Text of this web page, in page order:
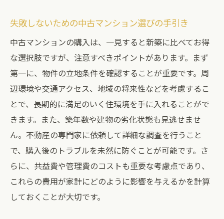
失敗しないための中古マンション選びの手引き
中古マンションの購入は、一見すると新築に比べてお得
な選択肢ですが、注意すべきポイントがあります。まず
第一に、物件の立地条件を確認することが重要です。周
辺環境や交通アクセス、地域の将来性などを考慮するこ
とで、長期的に満足のいく住環境を手に入れることがで
きます。また、築年数や建物の劣化状態も見逃せませ
ん。不動産の専門家に依頼して詳細な調査を行うこと
で、購入後のトラブルを未然に防ぐことが可能です。さ
らに、共益費や管理費のコストも重要な考慮点であり、
これらの費用が家計にどのように影響を与えるかを計算
しておくことが大切です。